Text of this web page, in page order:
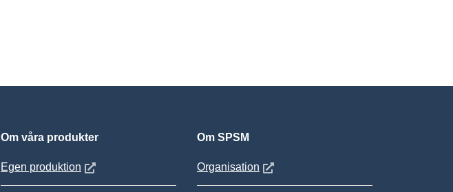
Om våra produkter
Egen produktion Öppnas i nytt fönster
Om SPSM
Organisation Öppnas i nytt fönster